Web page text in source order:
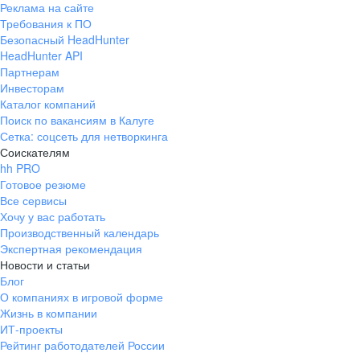
Реклама на сайте
Требования к ПО
Безопасный HeadHunter
HeadHunter API
Партнерам
Инвесторам
Каталог компаний
Поиск по вакансиям в Калуге
Сетка: соцсеть для нетворкинга
Соискателям
hh PRO
Готовое резюме
Все сервисы
Хочу у вас работать
Производственный календарь
Экспертная рекомендация
Новости и статьи
Блог
О компаниях в игровой форме
Жизнь в компании
ИТ-проекты
Рейтинг работодателей России